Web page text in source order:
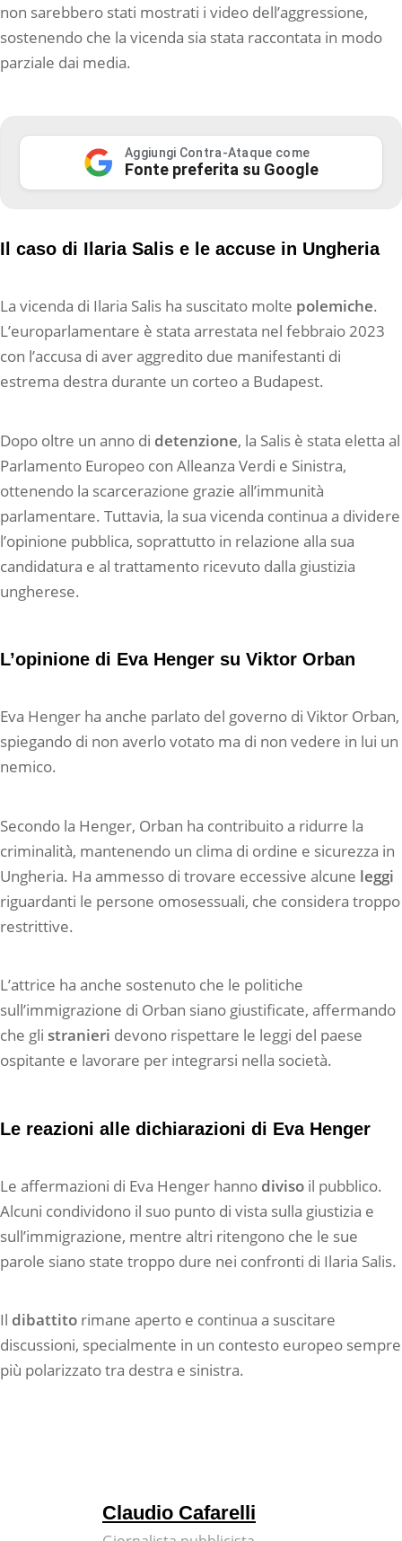
non sarebbero stati mostrati i video dell’aggressione,
sostenendo che la vicenda sia stata raccontata in modo
parziale dai media.
Aggiungi Contra-Ataque come
Fonte preferita su Google
Il caso di Ilaria Salis e le accuse in Ungheria
La vicenda di Ilaria Salis ha suscitato molte polemiche.
L’europarlamentare è stata arrestata nel febbraio 2023
con l’accusa di aver aggredito due manifestanti di
estrema destra durante un corteo a Budapest.
Dopo oltre un anno di detenzione, la Salis è stata eletta al
Parlamento Europeo con Alleanza Verdi e Sinistra,
ottenendo la scarcerazione grazie all’immunità
parlamentare. Tuttavia, la sua vicenda continua a dividere
l’opinione pubblica, soprattutto in relazione alla sua
candidatura e al trattamento ricevuto dalla giustizia
ungherese.
L’opinione di Eva Henger su Viktor Orban
Eva Henger ha anche parlato del governo di Viktor Orban,
spiegando di non averlo votato ma di non vedere in lui un
nemico.
Secondo la Henger, Orban ha contribuito a ridurre la
criminalità, mantenendo un clima di ordine e sicurezza in
Ungheria. Ha ammesso di trovare eccessive alcune leggi
riguardanti le persone omosessuali, che considera troppo
restrittive.
L’attrice ha anche sostenuto che le politiche
sull’immigrazione di Orban siano giustificate, affermando
che gli stranieri devono rispettare le leggi del paese
ospitante e lavorare per integrarsi nella società.
Le reazioni alle dichiarazioni di Eva Henger
Le affermazioni di Eva Henger hanno diviso il pubblico.
Alcuni condividono il suo punto di vista sulla giustizia e
sull’immigrazione, mentre altri ritengono che le sue
parole siano state troppo dure nei confronti di Ilaria Salis.
Il dibattito rimane aperto e continua a suscitare
discussioni, specialmente in un contesto europeo sempre
più polarizzato tra destra e sinistra.
Claudio Cafarelli